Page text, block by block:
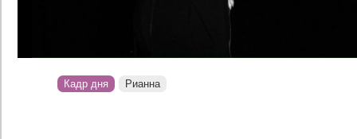
Кадр дня Рианна